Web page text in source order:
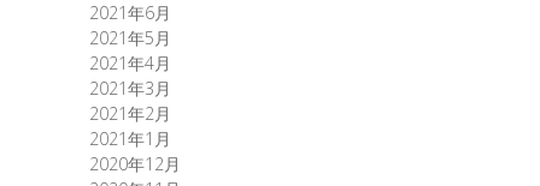
2021年6月
2021年5月
2021年4月
2021年3月
2021年2月
2021年1月
2020年12月